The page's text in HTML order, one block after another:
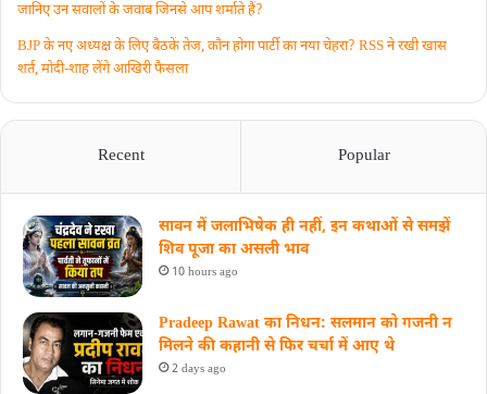
जानिए उन सवालों के जवाब जिनसे आप शर्माते हैं?
BJP के नए अध्यक्ष के लिए बैठकें तेज, कौन होगा पार्टी का नया चेहरा? RSS ने रखी खास
शर्त, मोदी-शाह लेंगे आखिरी फैसला
Recent Popular
सावन में जलाभिषेक ही नहीं, इन कथाओं से समझें
शिव पूजा का असली भाव
10 hours ago
Pradeep Rawat का निधन: सलमान को गजनी न
मिलने की कहानी से फिर चर्चा में आए थे
2 days ago